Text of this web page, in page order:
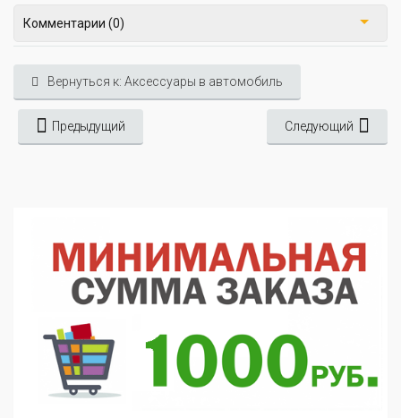
Комментарии (0)
Вернуться к: Аксессуары в автомобиль
Предыдущий Следующий